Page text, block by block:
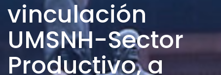
vinculación
UMSNH-Sector
Productivo, a